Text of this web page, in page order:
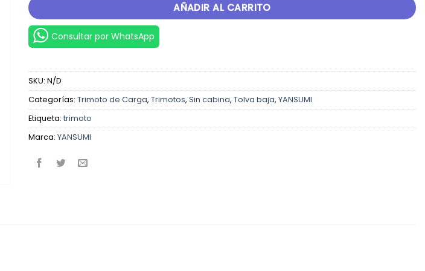
AÑADIR AL CARRITO
Consultar por WhatsApp
SKU: N/D
Categorías: Trimoto de Carga, Trimotos, Sin cabina, Tolva baja, YANSUMI
Etiqueta: trimoto
Marca: YANSUMI